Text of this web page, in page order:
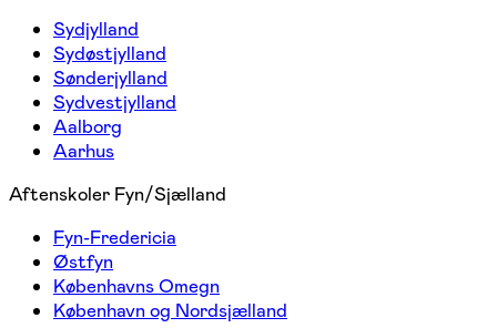
Sydjylland
Sydøstjylland
Sønderjylland
Sydvestjylland
Aalborg
Aarhus
Aftenskoler Fyn/Sjælland
Fyn-Fredericia
Østfyn
Københavns Omegn
København og Nordsjælland